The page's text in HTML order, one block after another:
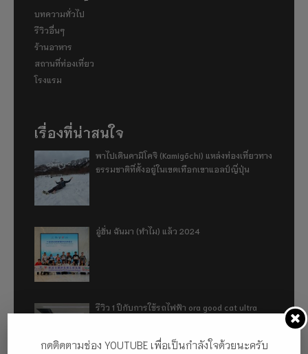
บทความทั่วไป
รีวิวอื่นๆ
ร้านอาหาร
สถานที่ท่องเที่ยว
โรงแรม
เรื่องที่น่าสนใจ
พาไปเดินคามิโคจิ (Kamigōchi) แหล่งท่องเที่ยวทาง
ธรรมชาติที่ตั้งอยู่ในเขตเทือกเขาแอลป์ญี่ปุ่น
อู่ฮั่น ฉันมา (ทำไม) แล้ว 2024
รีวิว 1 ปีกับการใช้รถไฟฟ้า ora good cat ultra
กดติดตามช่อง YOUTUBE เพื่อเป็นกำลังใจด้วยนะครับ